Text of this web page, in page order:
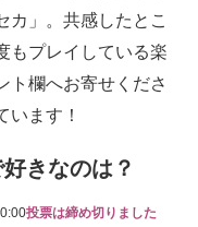
カ」。共感したとこ
もプレイしている楽
ト欄へお寄せくださ
います！
きなのは？
投票は締め切りました